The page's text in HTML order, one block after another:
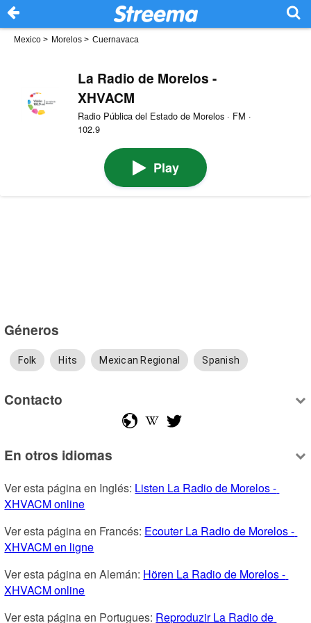
Mexico > Morelos > Cuernavaca
La Radio de Morelos -
XHVACM
Radio Pública del Estado de Morelos · FM ·
102.9
Play
Géneros
Folk Hits Mexican Regional Spanish
Contacto
En otros idiomas
Ver esta página en Inglés: Listen La Radio de Morelos -
XHVACM online
Ver esta página en Francés: Ecouter La Radio de Morelos -
XHVACM en ligne
Ver esta página en Alemán: Hören La Radio de Morelos -
XHVACM online
Ver esta página en Portugues: Reproduzir La Radio de